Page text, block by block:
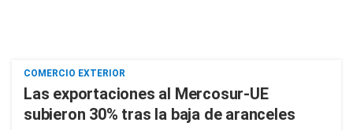
COMERCIO EXTERIOR
Las exportaciones al Mercosur-UE
subieron 30% tras la baja de aranceles